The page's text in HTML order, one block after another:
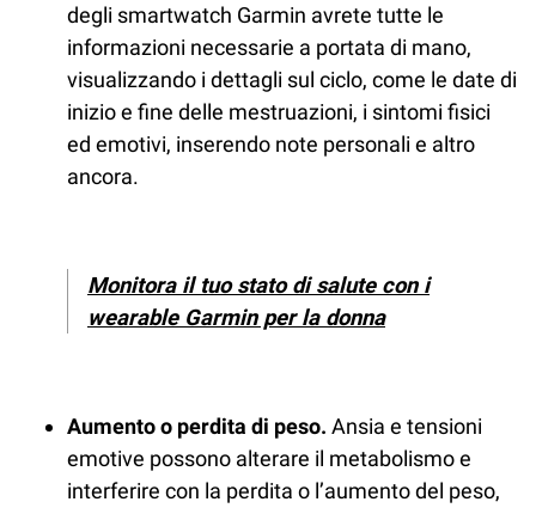
degli smartwatch Garmin avrete tutte le
informazioni necessarie a portata di mano,
visualizzando i dettagli sul ciclo, come le date di
inizio e fine delle mestruazioni, i sintomi fisici
ed emotivi, inserendo note personali e altro
ancora.
Monitora il tuo stato di salute con i
wearable Garmin per la donna
Aumento o perdita di peso. Ansia e tensioni
emotive possono alterare il metabolismo e
interferire con la perdita o l’aumento del peso,